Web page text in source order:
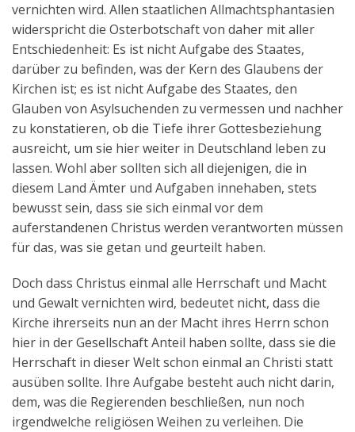
vernichten wird. Allen staatlichen Allmachtsphantasien
widerspricht die Osterbotschaft von daher mit aller
Entschiedenheit: Es ist nicht Aufgabe des Staates,
darüber zu befinden, was der Kern des Glaubens der
Kirchen ist; es ist nicht Aufgabe des Staates, den
Glauben von Asylsuchenden zu vermessen und nachher
zu konstatieren, ob die Tiefe ihrer Gottesbeziehung
ausreicht, um sie hier weiter in Deutschland leben zu
lassen. Wohl aber sollten sich all diejenigen, die in
diesem Land Ämter und Aufgaben innehaben, stets
bewusst sein, dass sie sich einmal vor dem
auferstandenen Christus werden verantworten müssen
für das, was sie getan und geurteilt haben.
Doch dass Christus einmal alle Herrschaft und Macht
und Gewalt vernichten wird, bedeutet nicht, dass die
Kirche ihrerseits nun an der Macht ihres Herrn schon
hier in der Gesellschaft Anteil haben sollte, dass sie die
Herrschaft in dieser Welt schon einmal an Christi statt
ausüben sollte. Ihre Aufgabe besteht auch nicht darin,
dem, was die Regierenden beschließen, nun noch
irgendwelche religiösen Weihen zu verleihen. Die